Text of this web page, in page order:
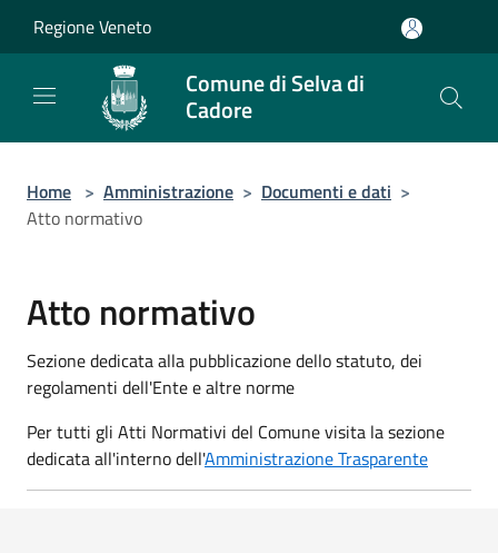
Regione Veneto
Comune di Selva di
Cadore
Home > Amministrazione > Documenti e dati >
Atto normativo
Atto normativo
Sezione dedicata alla pubblicazione dello statuto, dei
regolamenti dell'Ente e altre norme
Per tutti gli Atti Normativi del Comune visita la sezione
dedicata all'interno dell'Amministrazione Trasparente